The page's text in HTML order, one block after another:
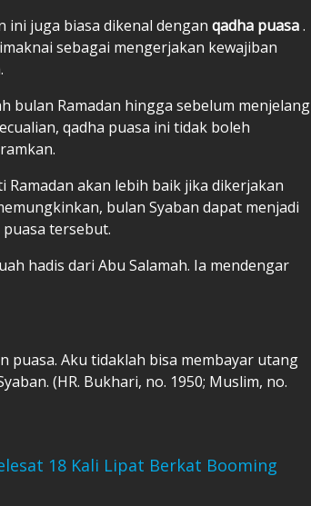
ini juga biasa dikenal dengan qadha puasa.
sebagai mengerjakan kewajiban
bulan Ramadan hingga sebelum menjelang
qadha puasa ini tidak boleh
akan lebih baik jika dikerjakan
bulan Syaban dapat menjadi
tersebut.
hadis dari Abu Salamah. Ia mendengar
puasa. Aku tidaklah bisa membayar utang
(HR. Bukhari, no. 1950; Muslim, no.
18 Kali Lipat Berkat Booming